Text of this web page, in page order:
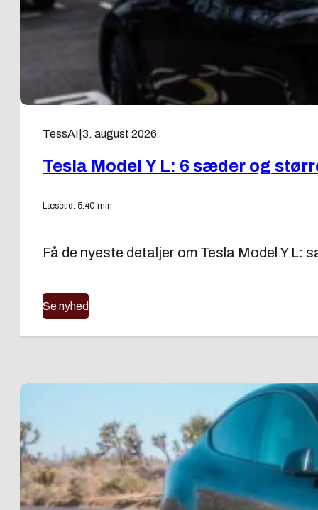
TessAI 3. august 2026
Tesla Model Y L: 6 sæder og
Læsetid: 5:40 min
Få de nyeste detaljer om Tesla Model Y
Se nyhed